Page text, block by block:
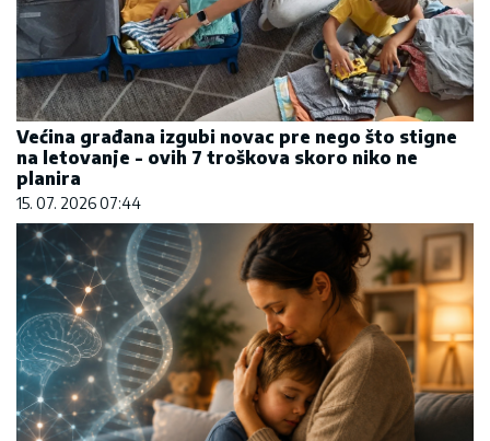
Većina građana izgubi novac pre nego što stigne
na letovanje - ovih 7 troškova skoro niko ne
planira
15. 07. 2026 07:44